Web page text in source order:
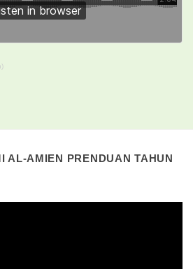
AL-AMIEN PRENDUAN TAHUN